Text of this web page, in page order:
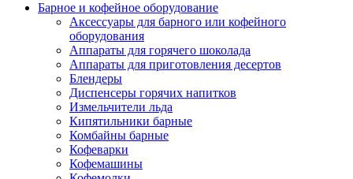
Барное и кофейное оборудование
Аксессуары для барного или кофейного
оборудования
Аппараты для горячего шоколада
Аппараты для приготовления десертов
Блендеры
Диспенсеры горячих напитков
Измельчители льда
Кипятильники барные
Комбайны барные
Кофеварки
Кофемашины